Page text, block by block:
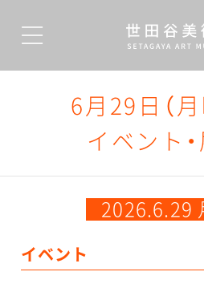
6月29日（月
イベント
2026.6.29
イベント